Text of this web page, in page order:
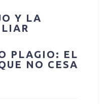
Y LA
PLAGIO: EL
NO CESA